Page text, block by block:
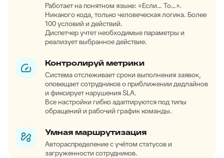
Работает на понятном языке: «Если... То...».
Никакого кода, только человеческая логика. Более
100 условий и действий.
Диспетчер учтет необходимые параметры и
реализует выбранное действие.
Контролируй метрики
Система отслеживает сроки выполнения заявок,
оповещает сотрудников о приближении дедлайнов
и фиксирует нарушения SLA.
Все настройки гибко адаптируются под типы
обращений и рабочий график команды.
Умная маршрутизация
Автораспределение с учётом статусов и
загруженности сотрудников.